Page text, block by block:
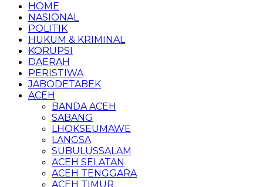
HOME
NASIONAL
POLITIK
HUKUM & KRIMINAL
KORUPSI
DAERAH
PERISTIWA
JABODETABEK
ACEH
BANDA ACEH
SABANG
LHOKSEUMAWE
LANGSA
SUBULUSSALAM
ACEH SELATAN
ACEH TENGGARA
ACEH TIMUR